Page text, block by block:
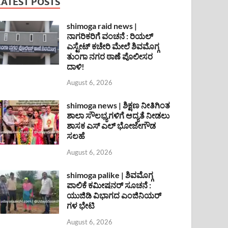
shimoga raid news |
ನಾಗರಿಕರಿಗೆ ವಂಚನೆ : ರಿಯಲ್
ಎಸ್ಟೇಟ್ ಕಚೇರಿ ಮೇಲೆ ಶಿವಮೊಗ್ಗ
ತುಂಗಾ ನಗರ ಠಾಣೆ ಪೊಲೀಸರ
ದಾಳಿ!
August 6, 2026
shimoga news | ಶಿಕ್ಷಣ ನೀತಿಗಿಂತ
ಶಾಲಾ ಸೌಲಭ್ಯಗಳಿಗೆ ಆದ್ಯತೆ ನೀಡಲು
ಶಾಸಕ ಎಸ್ ಎಲ್ ಭೋಜೇಗೌಡ
ಸಲಹೆ
August 6, 2026
shimoga palike | ಶಿವಮೊಗ್ಗ
ಪಾಲಿಕೆ ಕಮೀಷನರ್ ಸೂಚನೆ :
ಯುಜಿಡಿ ವಿಭಾಗದ ಎಂಜಿನಿಯರ್
ಗಳ ಭೇಟಿ
August 6, 2026